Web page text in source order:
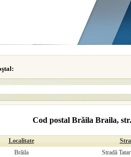
Cod postal Brăila Braila,
Localitate
Brăila Stradă